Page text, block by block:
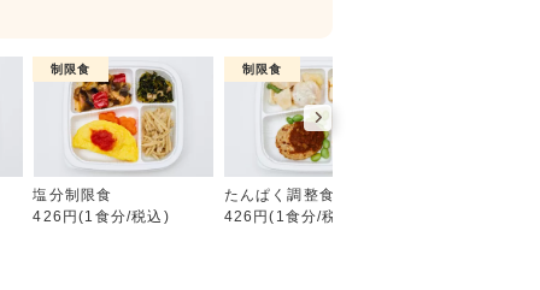
糖質制限食
制限食
塩分制限食
426円(1食分/税込)
制限食
たんぱく調整食
426円(1食分/税込)